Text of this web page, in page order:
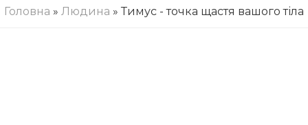
Головна » Людина » Тимус - точка щастя вашого тіла